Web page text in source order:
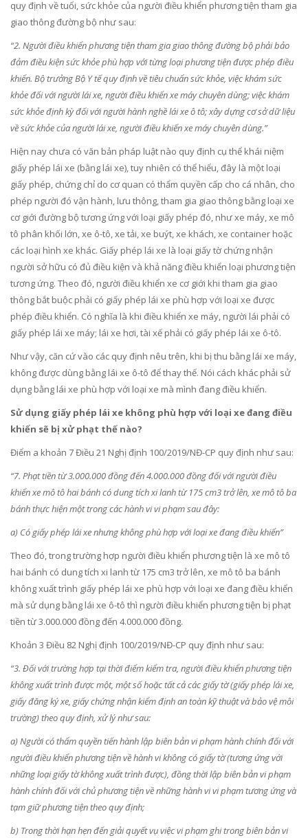
quy định về tuổi, sức khỏe của người điều khiển phương tiện tham gia
giao thông đường bộ như sau:
“2. Người điều khiển phương tiện tham gia giao thôngđường bộphải bảo
đảm điều kiện sức khỏe phù hợp với từng loại phương tiện được phép điều
khiển. Bộ trưởng Bộ Y tế quy định về tiêu chuẩn sức khỏe, việc khám sức
khỏe đối với người lái xe, người điều khiển xe máy chuyên dùng; việc khám
sức khỏe định kỳ đối với người hành nghề lái xe ô tô; xây dựng cơ sở dữ liệu
về sức khỏe của người lái xe, người điều khiển xe máy chuyên dùng.”
Hiện nay chưa có văn bản pháp luật nào quy định cụ thể khái niệm
giấy phép lái xe (bằng lái xe), tuy nhiên có thể hiểu, đây là một loại
giấy phép, chứng chỉ do cơ quan có thẩm quyền cấp cho cá nhân, cho
phép người đó vận hành, lưu thông, tham gia giao thông bằng loại xe
cơ giới đường bộ tương ứng với loại giấy phép đó, như xe máy, xe mô
tô phân khối lớn, xe ô-tô, xe tải, xe buýt, xe khách, xe container hoặc
các loại hình xe khác. Giấy phép lái xe là loại giấy tờ chứng nhận
người sở hữu có đủ điều kiện và khả năng điều khiển loại phương tiện
tương ứng. Theo đó, người điều khiển xe cơ giới khi tham gia giao
thông bắt buộc phải có giấy phép lái xe phù hợp với loại xe được
phép điều khiển. Có nghĩa là khi điều khiển xe máy, người lái phải có
giấy phép lái xe máy; lái xe hơi, tài xế phải có giấy phép lái xe ô-tô.
Như vậy, căn cứ vào các quy định nêu trên, khi bị thu bằng lái xe máy,
không được dùng bằng lái xe ô-tô để thay thế. Nói cách khác phải sử
dụng bằng lái xe phù hợp với loại xe mà mình đang điều khiển.
Sử dụng giấy phép lái xe không phù hợp với loại xe đang điều
khiển sẽ bị xử phạt thế nào?
Điểm a khoản 7 Điều 21 Nghị định 100/2019/NĐ-CP quy định như sau:
“7. Phạt tiền từ 3.000.000 đồng đến 4.000.000 đồng đối với người điều
khiển xe mô tô hai bánh có dung tích xi lanh từ 175 cm3 trở lên, xe mô tô ba
bánh thực hiện một trong các hành vi vi phạm sau đây:
a) Có giấy phép lái xe nhưng không phù hợp với loại xe đang điều khiển”
Theo đó, trong trường hợp người điều khiển phương tiện là xe mô tô
hai bánh có dung tích xi lanh từ 175 cm3 trở lên, xe mô tô ba bánh
không xuất trình giấy phép lái xe phù hợp với loại xe đang điều khiển
mà sử dụng bằng lái xe ô-tô thì người điều khiển phương tiện bị phạt
tiền từ 3.000.000 đồng đến 4.000.000 đồng.
Khoản 3 Điều 82 Nghị định 100/2019/NĐ-CP quy định như sau:
“3. Đối với trường hợp tại thời điểm kiểm tra, người điều khiển phương tiện
không xuất trình được một, một số hoặc tất cả các giấy tờ (giấy phép lái xe,
giấy đăng ký xe, giấy chứng nhận kiểm định an toàn kỹ thuật và bảo vệ môi
trường) theo quy định, xử lý như sau:
a) Người có thẩm quyền tiến hành lập biên bản vi phạm hành chính đối với
người điều khiển phương tiện về hành vi không có giấy tờ (tương ứng với
những loại giấy tờ không xuất trình được), đồng thời lập biên bản vi phạm
hành chính đối với chủ phương tiện về những hành vi vi phạm tương ứng và
tạm giữ phương tiện theo quy định;
b) Trong thời hạn hẹn đến giải quyết vụ việc vi phạm ghi trong biên bản vi